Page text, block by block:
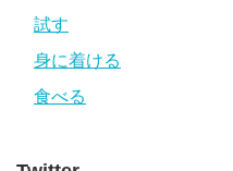
試す
身に着ける
食べる